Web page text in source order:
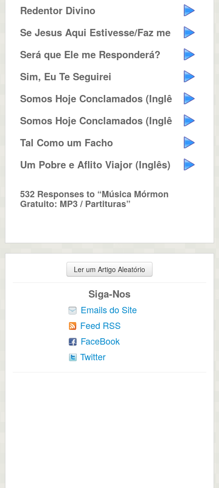
Redentor Divino
Se Jesus Aqui Estivesse/Faz me A...
Será que Ele me Responderá?
Sim, Eu Te Seguirei
Somos Hoje Conclamados (Inglês)
Somos Hoje Conclamados (Inglês)
Tal Como um Facho
Um Pobre e Aflito Viajor (Inglês)
532 Responses to “Música Mórmon
Gratuito: MP3 / Partituras”
Ler um Artigo Aleatório
Siga-Nos
Emails do Site
Feed RSS
FaceBook
Twitter